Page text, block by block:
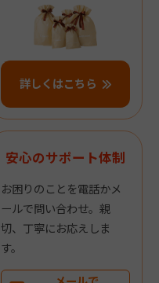
詳しくはこちら
安心のサポート体制
お困りのことを電話かメ
ールで問い合わせ。親
切、丁寧にお応えしま
す。